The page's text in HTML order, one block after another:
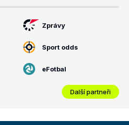
Zprávy
Sport odds
eFotbal
Další partneři